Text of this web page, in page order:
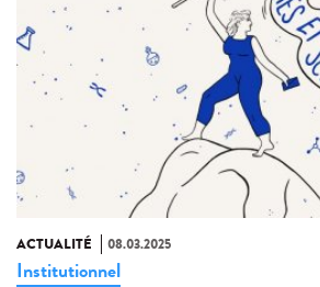
ACTUALITÉ 08.03.2025
Institutionnel